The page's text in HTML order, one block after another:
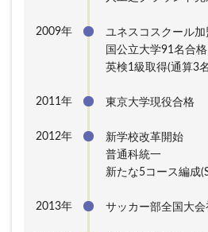
2009年
ユネスコスクール加
国公立大学91名合格
英検1級取得(通算3
2011年 東京大学現役合格
2012年
新学校改革開始
普通科統一
新たな5コース編成
2013年 サッカー部全国大会